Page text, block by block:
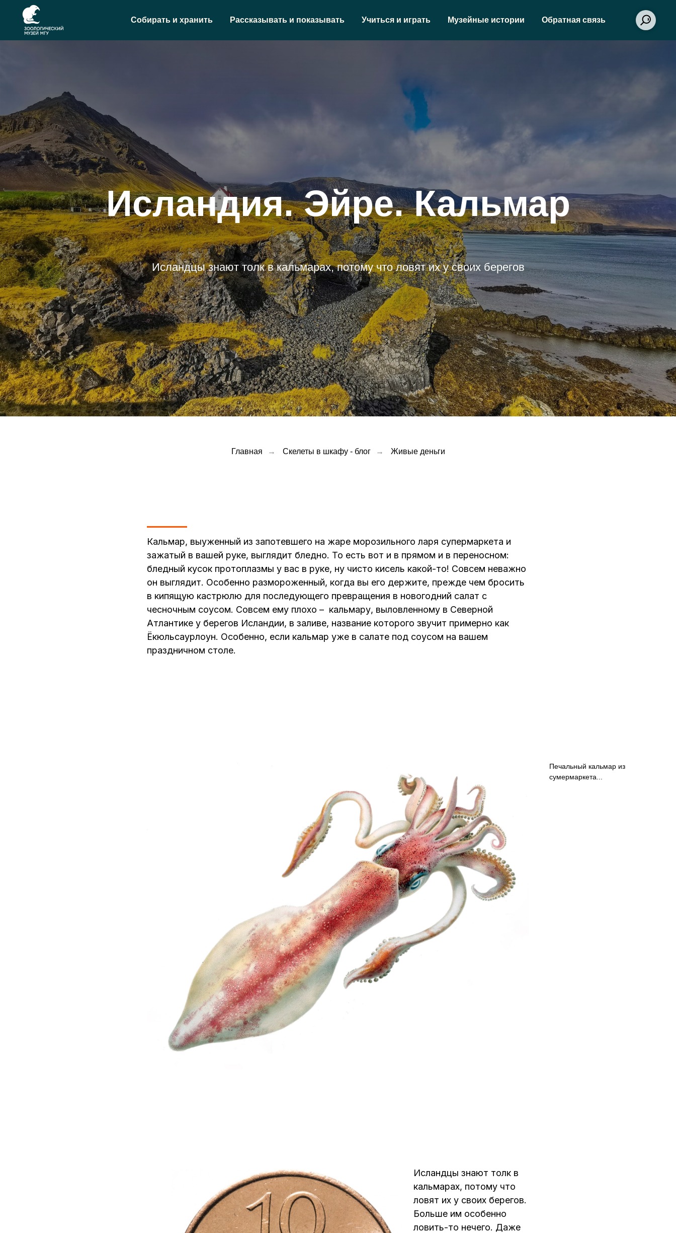
Собирать и хранить Рассказывать и показывать Учиться и играть Музейные истории Обратная связь
Исландия. Эйре. Кальмар
Исландцы знают толк в кальмарах, потому что ловят их у своих берегов
Главная → Скелеты в шкафу - блог → Живые деньги
Кальмар, выуженный из запотевшего на жаре морозильного ларя супермаркета и
зажатый в вашей руке, выглядит бледно. То есть вот и в прямом и в переносном:
бледный кусок протоплазмы у вас в руке, ну чисто кисель какой-то! Совсем неважно
он выглядит. Особенно размороженный, когда вы его держите, прежде чем бросить
в кипящую кастрюлю для последующего превращения в новогодний салат с
чесночным соусом. Совсем ему плохо – кальмару, выловленному в Северной
Атлантике у берегов Исландии, в заливе, название которого звучит примерно как
Ёкюльсаурлоун. Особенно, если кальмар уже в салате под соусом на вашем
праздничном столе.
Печальный кальмар из
сумермаркета...
Исландцы знают толк в
кальмарах, потому что
ловят их у своих берегов.
Больше им особенно
ловить-то нечего. Даже